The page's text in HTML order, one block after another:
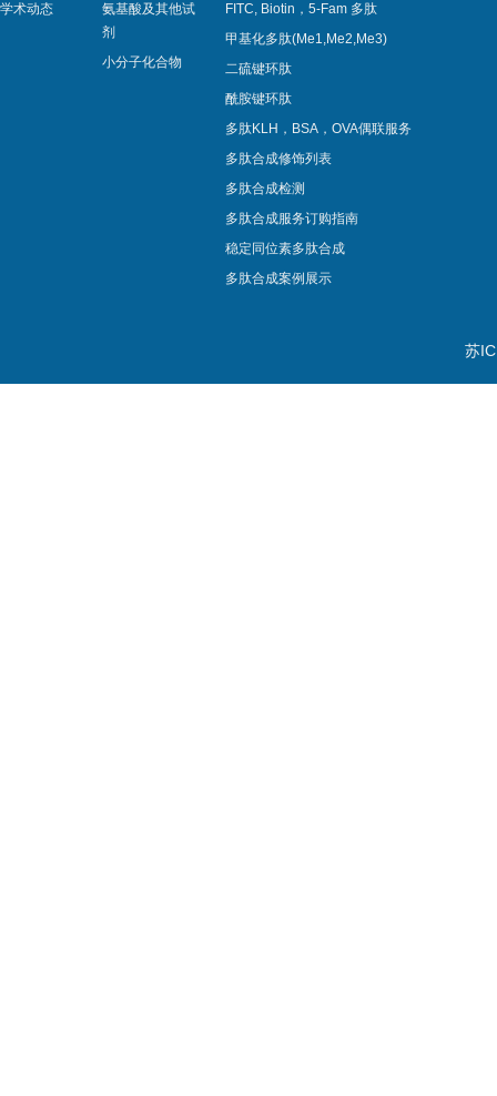
学术动态
氨基酸及其他试
剂
小分子化合物
FITC, Biotin，5-Fam 多肽
甲基化多肽(Me1,Me2,Me3)
二硫键环肽
酰胺键环肽
多肽KLH，BSA，OVA偶联服务
多肽合成修饰列表
多肽合成检测
多肽合成服务订购指南
稳定同位素多肽合成
多肽合成案例展示
苏